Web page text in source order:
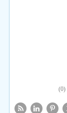
(0)